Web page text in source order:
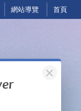
網站導覽 首頁
關閉